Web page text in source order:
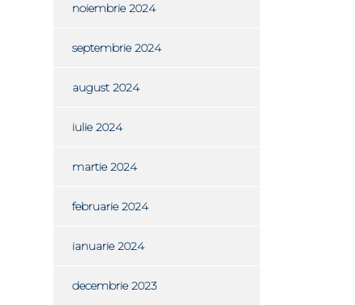
noiembrie 2024
septembrie 2024
august 2024
iulie 2024
martie 2024
februarie 2024
ianuarie 2024
decembrie 2023